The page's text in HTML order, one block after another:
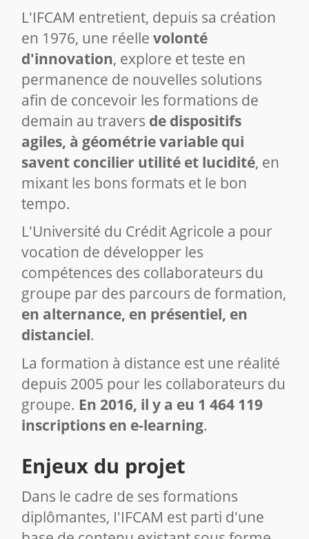
L'IFCAM entretient, depuis sa création
en 1976, une réellevolonté
d'innovation, explore et teste en
permanence de nouvelles solutions
afin de concevoir les formations de
demain au travers de dispositifs
agiles, à géométrie variable qui
savent concilier utilité et lucidité, en
mixant les bons formats et le bon
tempo.
L'Université du Crédit Agricole a pour
vocation de développer les
compétences des collaborateurs du
groupe par des parcours de formation,
en alternance, en présentiel, en
distanciel.
La formation à distance est une réalité
depuis 2005 pour les collaborateurs du
groupe. En 2016, il y a eu 1 464 119
inscriptions en e-learning.
Enjeux du projet
Dans le cadre de ses formations
diplômantes, I'IFCAM est parti d'une